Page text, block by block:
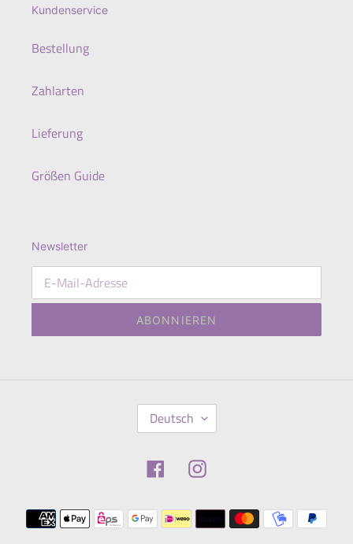
Kundenservice
Bestellung
Zahlarten
Lieferung
Größen Guide
Newsletter
ABONNIEREN
Deutsch
FacebookInstagram
Zahlungsmethoden